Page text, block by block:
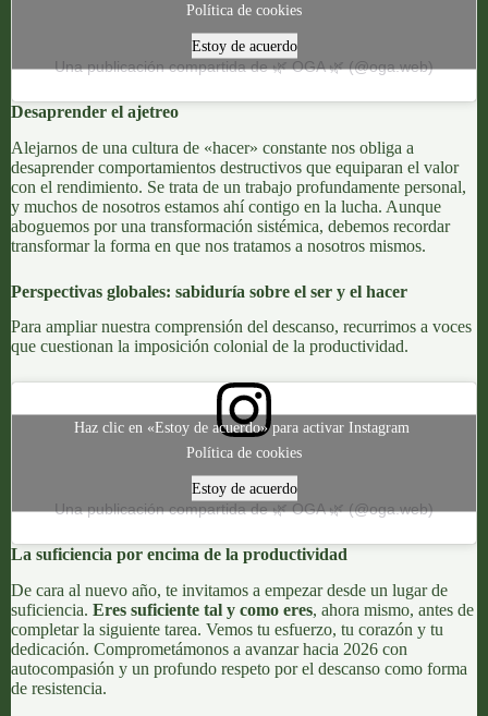
Una publicación compartida de 🌿 OGA 🌿 (@oga.web)
Política de cookies
Estoy de acuerdo
Desaprender el ajetreo
Alejarnos de una cultura de «hacer» constante nos obliga a
desaprender comportamientos destructivos que equiparan el valor
con el rendimiento. Se trata de un trabajo profundamente personal,
y muchos de nosotros estamos ahí contigo en la lucha. Aunque
aboguemos por una transformación sistémica, debemos recordar
transformar la forma en que nos tratamos a nosotros mismos.
Perspectivas globales: sabiduría sobre el ser y el hacer
Para ampliar nuestra comprensión del descanso, recurrimos a voces
que cuestionan la imposición colonial de la productividad.
Una publicación compartida de 🌿 OGA 🌿 (@oga.web)
Haz clic en «Estoy de acuerdo» para activar Instagram
Política de cookies
Estoy de acuerdo
La suficiencia por encima de la productividad
De cara al nuevo año, te invitamos a empezar desde un lugar de
suficiencia. Eres suficiente tal y como eres, ahora mismo, antes de
completar la siguiente tarea. Vemos tu esfuerzo, tu corazón y tu
dedicación. Comprometámonos a avanzar hacia 2026 con
autocompasión y un profundo respeto por el descanso como forma
de resistencia.